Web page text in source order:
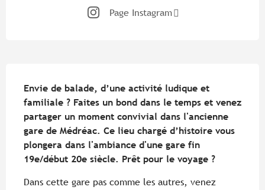
Page Instagram
Envie de balade, d’une activité ludique et
familiale ? Faites un bond dans le temps et venez
partager un moment convivial dans l'ancienne
gare de Médréac. Ce lieu chargé d’histoire vous
plongera dans l'ambiance d'une gare fin
19e/début 20e siècle. Prêt pour le voyage ?
Dans cette gare pas comme les autres, venez